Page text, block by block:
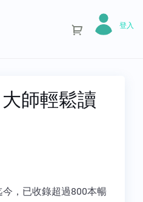
登入
師輕鬆讀
，已收錄超過800本暢